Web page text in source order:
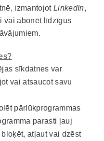
izmantojot LinkedIn,
vai abonēt līdzīgus
sīkdatnes var
vai atsaucot savu
pārlūkprogrammas
parasti ļauj
atļaut vai dzēst